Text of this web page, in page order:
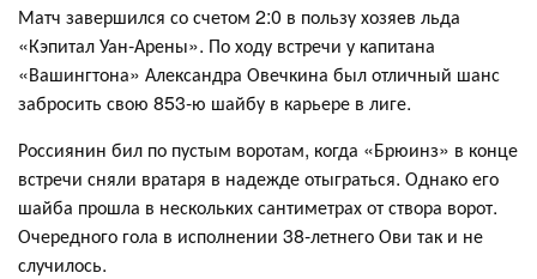
Матч завершился со счетом 2:0 в пользу хозяев льда
«Кэпитал Уан-Арены». По ходу встречи у капитана
«Вашингтона» Александра Овечкина был отличный шанс
забросить свою 853-ю шайбу в карьере в лиге.
Россиянин бил по пустым воротам, когда «Брюинз» в конце
встречи сняли вратаря в надежде отыграться. Однако его
шайба прошла в нескольких сантиметрах от створа ворот.
Очередного гола в исполнении 38-летнего Ови так и не
случилось.